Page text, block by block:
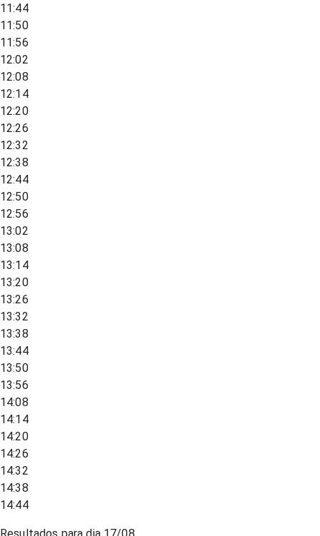
11:44
11:50
11:56
12:02
12:08
12:14
12:20
12:26
12:32
12:38
12:44
12:50
12:56
13:02
13:08
13:14
13:20
13:26
13:32
13:38
13:44
13:50
13:56
14:08
14:14
14:20
14:26
14:32
14:38
14:44
Resultados para dia 17/08